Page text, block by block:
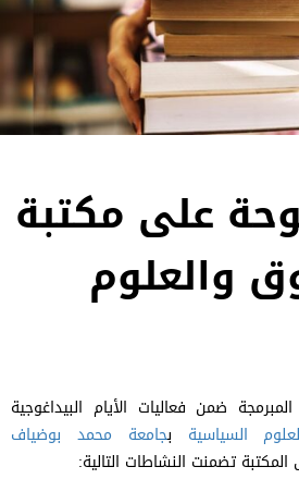
على مكتبة
والعلوم
ضمن فعاليات الأيام البيداغوجية
السياسيةب جامعة محمد بوضياف
تضمنت النشاطات التالية: